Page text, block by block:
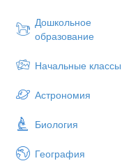
Дошкольное
образование
Начальные классы
Астрономия
Биология
География